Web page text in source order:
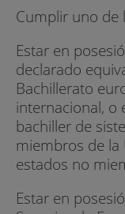
Cumplir uno de
Estar en
declarado
Bachillerato
internacional, o
bachiller de
miembros de
estados no
Estar en